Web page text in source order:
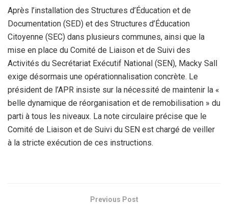
Après l’installation des Structures d’Éducation et de
Documentation (SED) et des Structures d’Éducation
Citoyenne (SEC) dans plusieurs communes, ainsi que la
mise en place du Comité de Liaison et de Suivi des
Activités du Secrétariat Exécutif National (SEN), Macky Sall
exige désormais une opérationnalisation concrète. Le
président de l’APR insiste sur la nécessité de maintenir la «
belle dynamique de réorganisation et de remobilisation » du
parti à tous les niveaux. La note circulaire précise que le
Comité de Liaison et de Suivi du SEN est chargé de veiller
à la stricte exécution de ces instructions.
Previous Post